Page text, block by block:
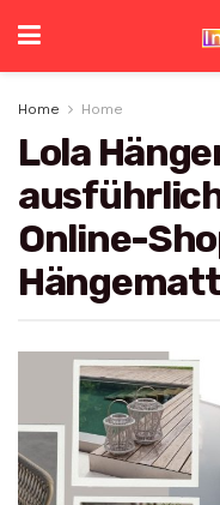
Home Home
Lola
Online-